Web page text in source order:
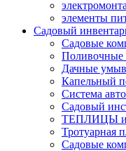
элементы
Садовый
Садовые
Поливочные
Дачные
Капельный
Система
Садовый
ТЕПЛИЦЫ и
Тротуарная
Садовые